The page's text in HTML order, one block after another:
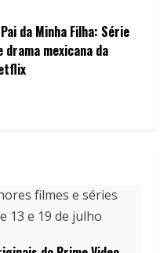
da Minha Filha: Série
drama mexicana da